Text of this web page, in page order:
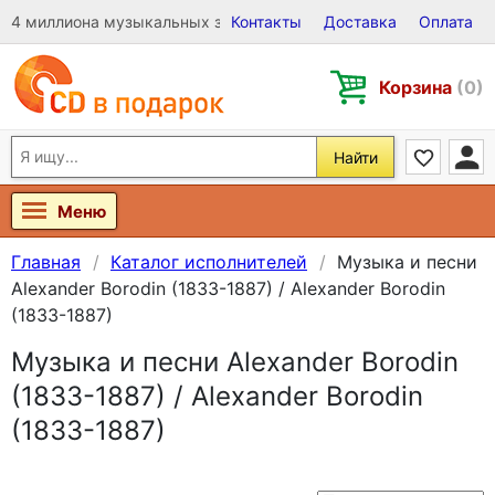
4 миллиона музыкальных записей на Виниле, CD и DVD
Контакты Доставка Оплата
Корзина (0)
Найти
Меню
Главная Каталог исполнителей
Музыка и песни
Alexander Borodin (1833-1887) / Alexander Borodin
(1833-1887)
Музыка и песни Alexander Borodin
(1833-1887) / Alexander Borodin
(1833-1887)